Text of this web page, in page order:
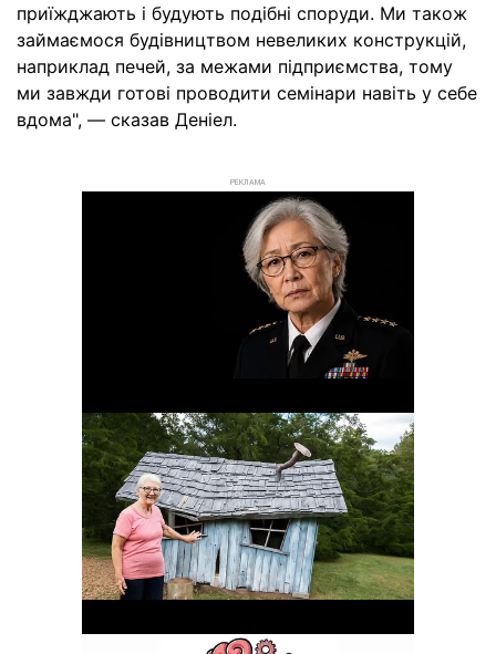
приїжджають і будують подібні споруди. Ми також
займаємося будівництвом невеликих конструкцій,
наприклад печей, за межами підприємства, тому
ми завжди готові проводити семінари навіть у себе
вдома", — сказав Деніел.
РЕКЛАМА